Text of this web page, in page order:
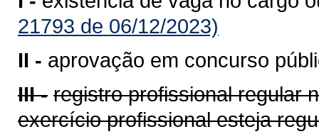
21793 de 06/12/2023)
II - aprovação em concurso
III - registro profissional regular
exercício profissional esteja